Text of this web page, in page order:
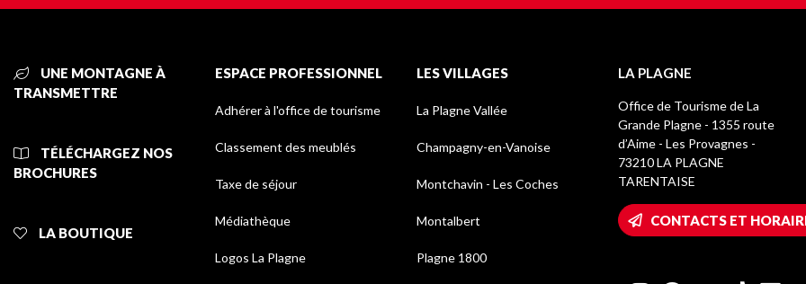
UNE MONTAGNE À
TRANSMETTRE
TÉLÉCHARGEZ NOS
BROCHURES
LA BOUTIQUE
ESPACE PROFESSIONNEL
Adhérer à l'office de tourisme
Classement des meublés
Taxe de séjour
Médiathèque
Logos La Plagne
LES VILLAGES
La Plagne Vallée
Champagny-en-Vanoise
Montchavin - Les Coches
Montalbert
Plagne 1800
LA PLAGNE
Office de Tourisme de La
Grande Plagne - 1355 route
d’Aime - Les Provagnes -
73210 LA PLAGNE
TARENTAISE
CONTACTS ET